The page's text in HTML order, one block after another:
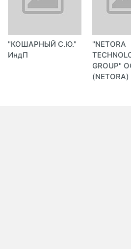
"КОШАРНЫЙ С.Ю."
ИндП
"NETORA
GROUP"
(NETORA)